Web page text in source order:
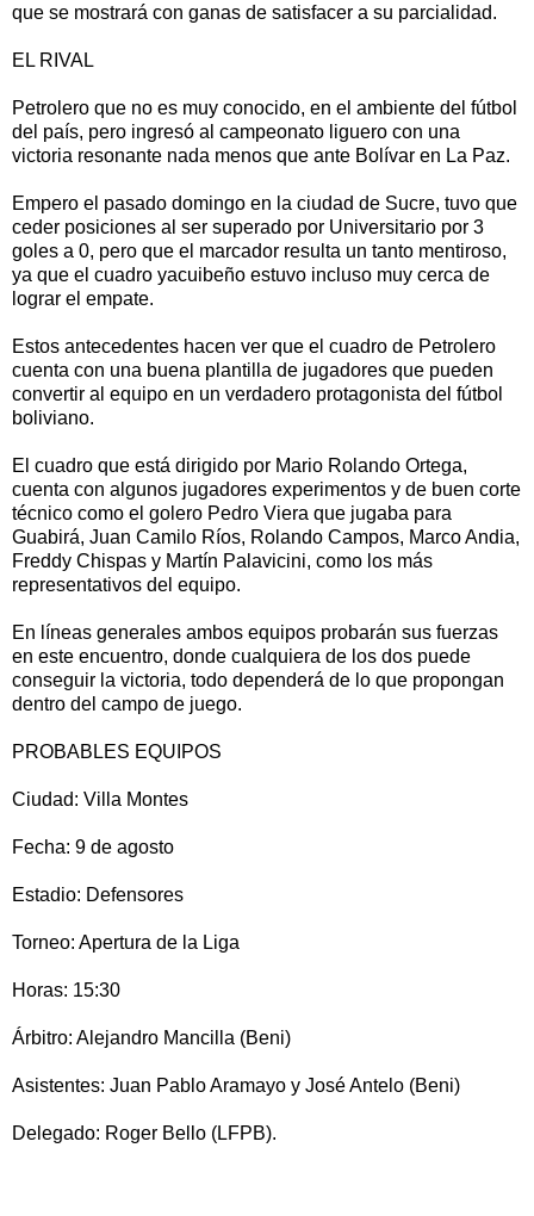
que se mostrará con ganas de satisfacer a su parcialidad.
EL RIVAL
Petrolero que no es muy conocido, en el ambiente del fútbol
del país, pero ingresó al campeonato liguero con una
victoria resonante nada menos que ante Bolívar en La Paz.
Empero el pasado domingo en la ciudad de Sucre, tuvo que
ceder posiciones al ser superado por Universitario por 3
goles a 0, pero que el marcador resulta un tanto mentiroso,
ya que el cuadro yacuibeño estuvo incluso muy cerca de
lograr el empate.
Estos antecedentes hacen ver que el cuadro de Petrolero
cuenta con una buena plantilla de jugadores que pueden
convertir al equipo en un verdadero protagonista del fútbol
boliviano.
El cuadro que está dirigido por Mario Rolando Ortega,
cuenta con algunos jugadores experimentos y de buen corte
técnico como el golero Pedro Viera que jugaba para
Guabirá, Juan Camilo Ríos, Rolando Campos, Marco Andia,
Freddy Chispas y Martín Palavicini, como los más
representativos del equipo.
En líneas generales ambos equipos probarán sus fuerzas
en este encuentro, donde cualquiera de los dos puede
conseguir la victoria, todo dependerá de lo que propongan
dentro del campo de juego.
PROBABLES EQUIPOS
Ciudad: Villa Montes
Fecha: 9 de agosto
Estadio: Defensores
Torneo: Apertura de la Liga
Horas: 15:30
Árbitro: Alejandro Mancilla (Beni)
Asistentes: Juan Pablo Aramayo y José Antelo (Beni)
Delegado: Roger Bello (LFPB).